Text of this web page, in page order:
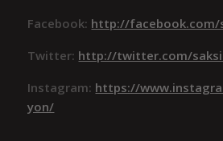
Facebook: http://facebook.com/
Twitter: http://twitter.com/
Instagram: https://
yon/